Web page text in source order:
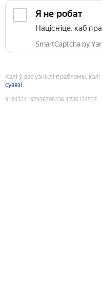
Я не робат
Націсніце, каб
SmartCaptcha by
Калі ў вас узніклі праблемы,
сувязі
9184324197936798336:1786124537